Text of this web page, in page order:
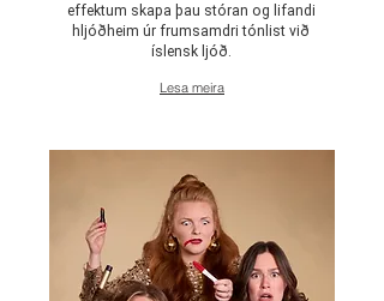
effektum skapa þau stóran og lifandi
hljóðheim úr frumsamdri tónlist við
íslensk ljóð.
Lesa meira